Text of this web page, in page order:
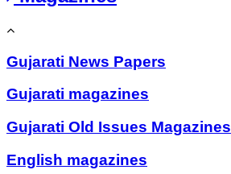
Gujarati News Papers
Gujarati magazines
Gujarati Old Issues Magazines
English magazines